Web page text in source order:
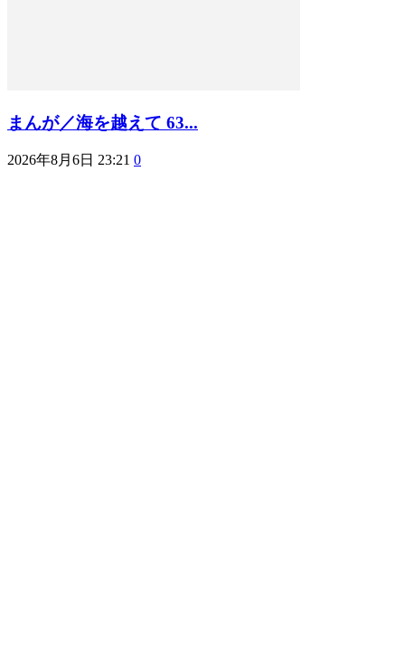
まんが／海を越えて 63...
2026年8月6日 23:21 0